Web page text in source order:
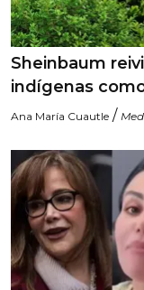
Sheinbaum
indígenas
Ana María Cuautle /